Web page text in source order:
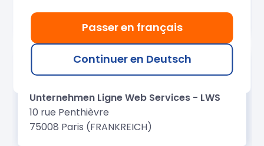
Passer en français
Continuer en Deutsch